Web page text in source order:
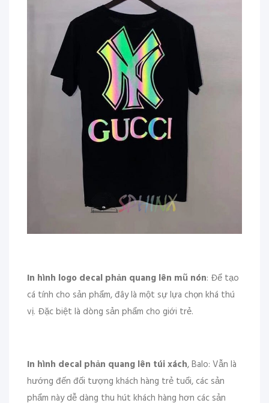
In hình logo decal phản quang lên mũ nón: Để tạo
cá tính cho sản phẩm, đây là một sự lựa chọn khá thú
vị. Đặc biệt là dòng sản phẩm cho giới trẻ.
In hình decal phản quang lên túi xách, Balo: Vẫn là
hướng đến đối tượng khách hàng trẻ tuổi, các sản
phẩm này dễ dàng thu hút khách hàng hơn các sản